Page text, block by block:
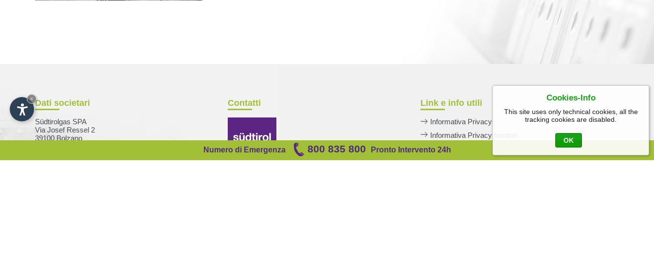
Numero diEmergenza 800 835 800 Pronto Intervento 24h
Dati societari
Südtirolgas SPA
Via Josef Ressel 2
39100 Bolzano
C. F. e nr. iscr. RI Bolzano
Contatti Link e info utili
Informativa Privacy
Informativa Privacy fornitori
Accertamenti sicurezza post contatore
Assicurazione clienti finali
Cookies-Info
This site uses only technical cookies, all the
tracking cookies are disabled.
OK
×